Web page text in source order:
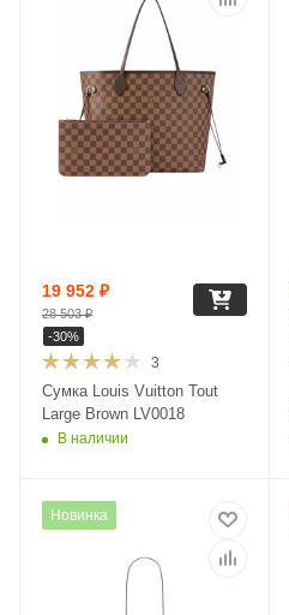
3
Сумка Louis Vuitton Tout
Large Brown LV0018
В наличии
19 952 ₽
28 503₽
-30%
Новинка